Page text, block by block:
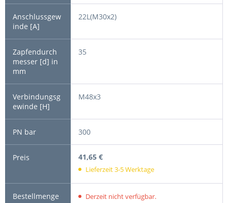
22L(M30x2)
35
M48x3
300
41,65 €
Lieferzeit 3-5 Werktage
Derzeit nicht verfügbar.